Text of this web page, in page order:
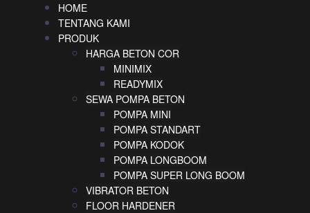
HOME
TENTANG KAMI
PRODUK
HARGA BETON COR
MINIMIX
READYMIX
SEWA POMPA BETON
POMPA MINI
POMPA STANDART
POMPA KODOK
POMPA LONGBOOM
POMPA SUPER LONG BOOM
VIBRATOR BETON
FLOOR HARDENER